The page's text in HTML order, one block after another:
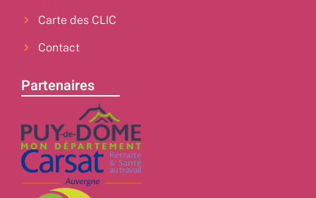
Carte des CLIC
Contact
Partenaires